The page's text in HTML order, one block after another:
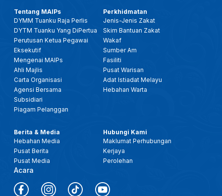
Tentang MAIPs
DYMM Tuanku Raja Perlis
DYTM Tuanku Yang DiPertua
Perutusan Ketua Pegawai
Eksekutif
Mengenai MAIPs
Ahli Majlis
Carta Organisasi
Agensi Bersama
Subsidiari
Piagam Pelanggan
Perkhidmatan
Jenis-Jenis Zakat
Skim Bantuan Zakat
Wakaf
Sumber Am
Fasiliti
Pusat Warisan
Adat Istiadat Melayu
Hebahan Warta
Berita & Media
Hebahan Media
Pusat Berita
Pusat Media
Acara
Hubungi Kami
Maklumat Perhubungan
Kerjaya
Perolehan